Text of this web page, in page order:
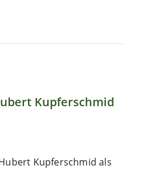
Kupferschmid
Kupferschmid als